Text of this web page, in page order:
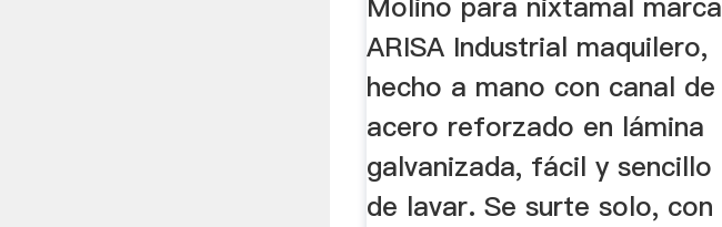
ARISA Industrial maquilero,
hecho a mano con canal de
acero reforzado en lámina
galvanizada, fácil y sencillo
de lavar. Se surte solo, con